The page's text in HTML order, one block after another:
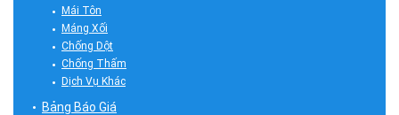
Mái Tôn
Máng Xối
Chống Dột
Chống Thấm
Dịch Vụ Khác
Bảng Báo Giá